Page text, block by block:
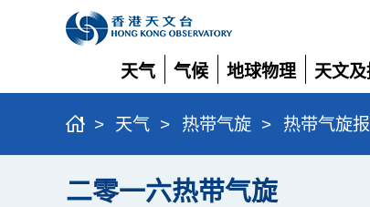
天气
展
开
气候
展
开
地球物理
展
开
天文
展
开
> 天气 > 热带气旋 > 热带气旋
二零一六热带气旋